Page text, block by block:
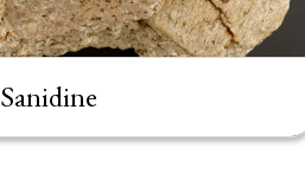
Sanidine